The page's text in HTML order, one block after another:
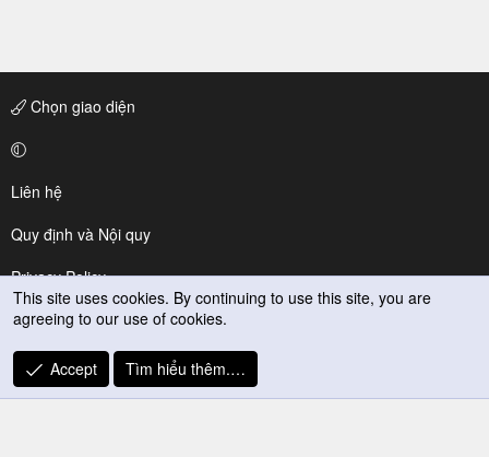
Chọn giao diện
Liên hệ
Quy định và Nội quy
Privacy Policy
Trợ giúp
R
S
This site uses cookies. By continuing to use this site, you are
agreeing to our use of cookies.
Accept Tìm hiểu thêm.…